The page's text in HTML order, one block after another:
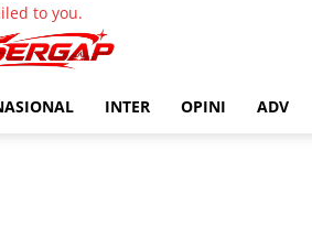
to you.
INTER OPINI ADV